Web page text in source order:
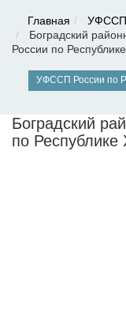
Главная
УФССП
Боградский
России по
УФССП России по
Боградский
по Республике